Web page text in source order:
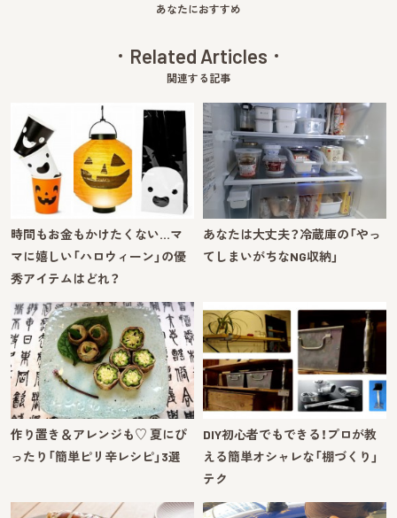
あなたにおすすめ
Related Articles
関連する記事
時間もお金もかけたくない…マ
マに嬉しい「ハロウィーン」の優
秀アイテムはどれ？
あなたは大丈夫？冷蔵庫の「やっ
てしまいがちなNG収納」
作り置き＆アレンジも♡ 夏にぴ
ったり「簡単ピリ辛レシピ」3選
DIY初心者でもできる！プロが教
える簡単オシャレな「棚づくり」
テク